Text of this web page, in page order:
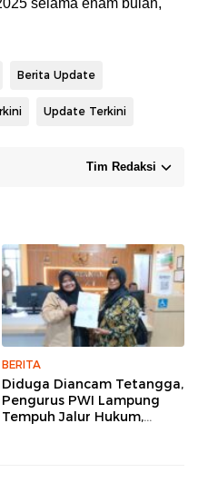
selama enam bulan,
Berita Update
Update Terkini
Tim Redaksi
BERITA
Diduga Diancam Tetangga,
Pengurus PWI Lampung
Tempuh Jalur Hukum,